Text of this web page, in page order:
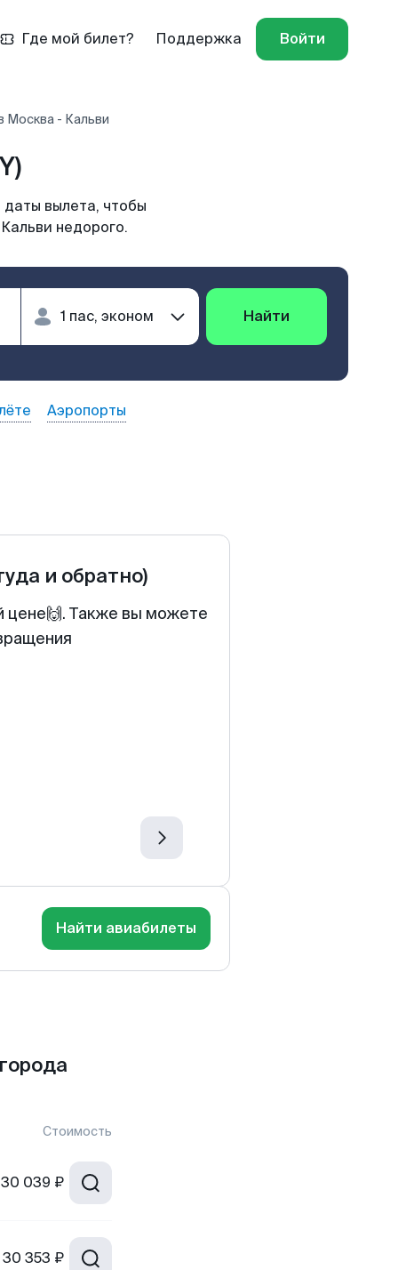
Где мой билет? Поддержка Войти
Москва - Кальви
вылета, чтобы
недорого.
Найти
Аэропорты
и обратно)
цене🙌. Также вы можете
Найти авиабилеты
Стоимость
30 039 ₽
30 353 ₽